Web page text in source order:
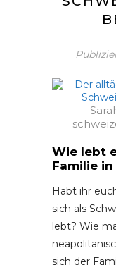
Wie lebt
Familie
Habt ihr
sich als
lebt? Wie
sich der